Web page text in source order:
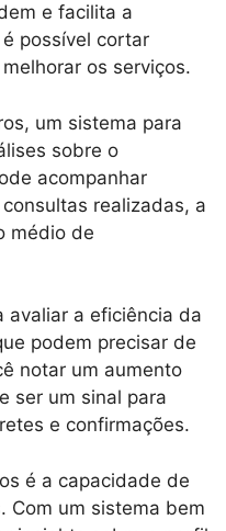
e facilita a
possível cortar
os serviços.
um sistema para
sobre o
acompanhar
realizadas, a
médio de
avaliar a eficiência da
podem precisar de
notar um aumento
ser um sinal para
e confirmações.
é a capacidade de
Com um sistema bem